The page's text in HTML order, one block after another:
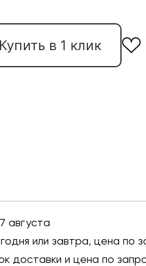
в 1 клик
августа
или завтра, цена по
доставки и цена по